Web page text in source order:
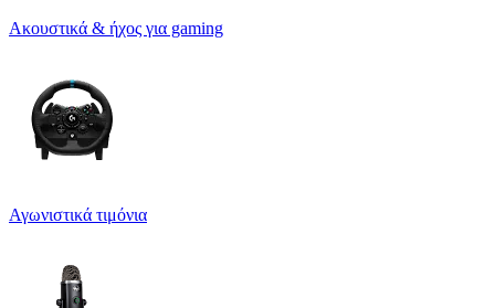
Ακουστικά & ήχος για gaming
Αγωνιστικά τιμόνια